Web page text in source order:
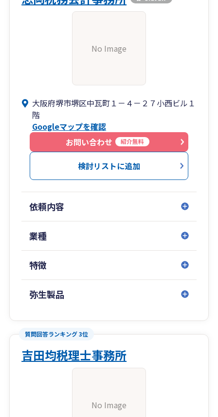
No Image
大阪府堺市堺区中瓦町１－４－２７小西ビル１
階
Googleマップを確認
お問い合わせ
紹介無料
検討リストに追加
依頼内容
業種
特徴
弥生製品
質問回答ランキング 3位
吉田均税理士事務所
No Image